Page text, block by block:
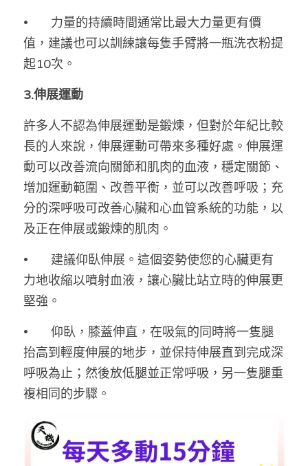
•	力量的持續時間通常比最大力量更有價
值，建議也可以訓練讓每隻手臂將一瓶洗衣粉提
起10次。
3.伸展運動
許多人不認為伸展運動是鍛煉，但對於年紀比較
長的人來說，伸展運動可帶來多種好處。伸展運
動可以改善流向關節和肌肉的血液，穩定關節、
增加運動範圍、改善平衡，並可以改善呼吸；充
分的深呼吸可改善心臟和心血管系統的功能，以
及正在伸展或鍛煉的肌肉。
•	建議仰臥伸展。這個姿勢使您的心臟更有
力地收縮以噴射血液，讓心臟比站立時的伸展更
堅強。
•	仰臥，膝蓋伸直，在吸氣的同時將一隻腿
抬高到輕度伸展的地步，並保持伸展直到完成深
呼吸為止；然後放低腿並正常呼吸，另一隻腿重
複相同的步驟。